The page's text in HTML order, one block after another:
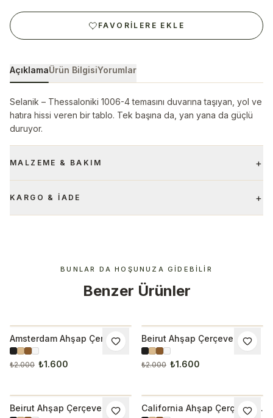
FAVORILERE EKLE
AçıklamaÜrün BilgisiYorumlar
Selanik – Thessaloniki 1006-4 temasını duvarına taşıyan, yol ve
hatıra hissi veren bir tablo. Tek başına da, yan yana da güçlü
duruyor.
MALZEME & BAKIM +
KARGO & İADE +
BUNLAR DA HOŞUNUZA GIDEBILIR
Benzer Ürünler
İNDIRIM
Amsterdam Ahşap Çerçeveli
Tablo 1000-6
₺2.000 ₺1.600
İNDIRIM
Beirut Ahşap Çerçeveli
Tablo 1000
₺2.000 ₺1.600
İNDIRIM
Beirut Ahşap Çerçeveli
İNDIRIM
California Ahşap Çerçeveli